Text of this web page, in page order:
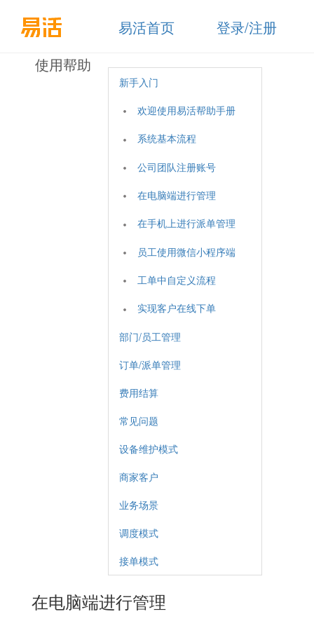
使用帮助
易活首页 登录/注册
新手入门
欢迎使用易活帮助手册
系统基本流程
公司团队注册账号
在电脑端进行管理
在手机上进行派单管理
员工使用微信小程序端
工单中自定义流程
实现客户在线下单
部门/员工管理
订单/派单管理
费用结算
常见问题
设备维护模式
商家客户
业务场景
调度模式
接单模式
在电脑端进行管理